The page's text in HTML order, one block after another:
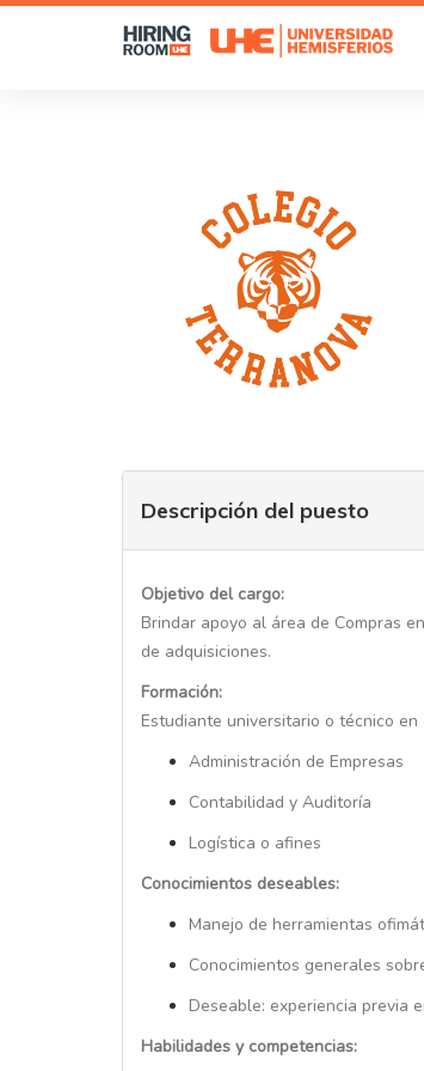
Descripción del puesto
Objetivo del cargo:
Brindar apoyo al área de Compras
de adquisiciones.
Formación:
Estudiante universitario o técnico en
Administración de Empresas
Contabilidad y Auditoría
Logística o afines
Conocimientos deseables:
Manejo de herramientas
Conocimientos generales
Deseable: experiencia previa
Habilidades y competencias: